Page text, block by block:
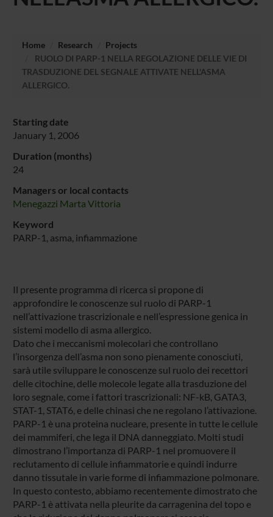
Home Research
Projects
RUOLO DI PARP-1 NELLA REGOLAZIONE DELLE VIE DI
TRASDUZIONE DEL SEGNALE ATTIVATE NELL'ASMA
ALLERGICO.
Starting date
January 1, 2006
Duration (months)
24
Managers or local contacts
Menegazzi Marta Vittoria
Keyword
PARP-1, asma, infiammazione
Il presente programma di ricerca si propone di
approfondire le conoscenze sul ruolo di PARP-1
nell’attivazione trascrizionale e nell’espressione genica in
sistemi modello di asma allergico.
Dato che i meccanismi molecolari che controllano
l’insorgenza dell’asma non sono pienamente conosciuti,
sarà utile sviluppare le conoscenze sul ruolo dei recettori
delle citochine, delle molecole legate alla trasduzione del
loro segnale, come i fattori trascrizionali: NF-kB, GATA3,
STAT-1, STAT6, e delle chinasi che ne regolano l’attivazione.
PARP-1 è una proteina nucleare, presente in tutte le cellule
dei mammiferi, che lega il DNA danneggiato. Molti studi
dimostrano l’importanza di PARP-1 nel promuovere il
reclutamento di cellule infiammatorie e quindi indurre
danno tissutale in varie forme di infiammazione polmonare.
In questo contesto, abbiamo recentemente dimostrato che
PARP-1 è attivata nella pleurite da carragenina del topo e